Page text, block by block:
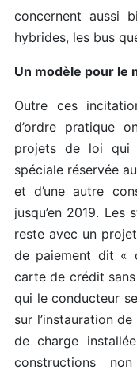
concernent aussi
hybrides, les bus
Un modèle pour le
Outre ces
d’ordre pratique
projets de loi qui
spéciale réservée
et d’une autre
jusqu’en 2019.
reste avec un
de paiement dit «
carte de crédit
qui le conducteur
sur l’instauration
de charge
constructions